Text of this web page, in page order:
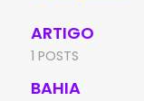
ARTIGO
1 POSTS
BAHIA